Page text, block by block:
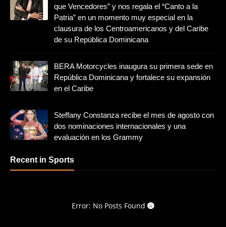
que Vencedores” y nos regala el “Canto a la
Patria” en un momento muy especial en la
clausura de los Centroamericanos y del Caribe
de su República Dominicana
BERA Motorcycles inaugura su primera sede en
República Dominicana y fortalece su expansión
en el Caribe
Steffany Constanza recibe el mes de agosto con
dos nominaciones internacionales y una
evaluación en los Grammy
Recent in Sports
Error: No Posts Found